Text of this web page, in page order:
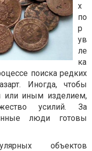
х
по
р
ув
ле
ка
поиска редких
Иногда, чтобы
или иным изделием,
усилий. За
люди готовы
объектов